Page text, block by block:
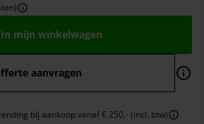
In mijn winkelwagen
aanvragen
bij aankoop vanaf € 250,- (incl. btw)